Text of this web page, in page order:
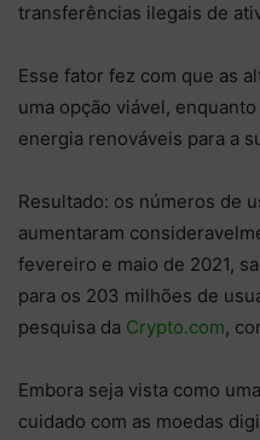
transferências ilegais de
Esse fator fez com que as
uma opção viável,
energia renováveis para a
Resultado: os números de
aumentaram
fevereiro e maio de 2021,
para os 203 milhões de
pesquisa da Crypto.com,
Embora seja vista como
cuidado com as moedas